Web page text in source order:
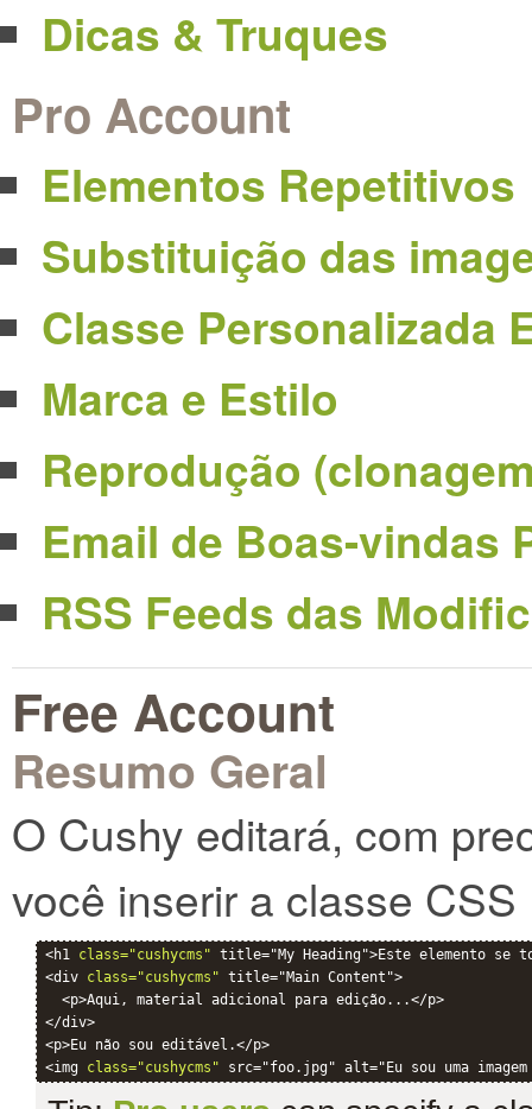
Dicas & Truques
Pro Account
Elementos Repetitivos
Substituição das
Classe Personalizada
Marca e Estilo
Reprodução
Email de Boas-vindas
RSS Feeds das
Free Account
Resumo Geral
O Cushy editará, com
você inserir a classe CSS
<h1 class="cushycms" title="My Heading">Este elemento se
<div class="cushycms" title="Main Content">
  <p>Aqui, material adicional para edição...</p>
</div>
<p>Eu não sou editável.</p>
<img class="cushycms"